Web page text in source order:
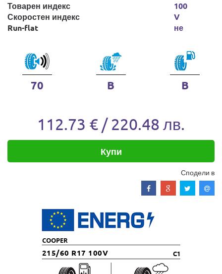
Товарен индекс
Скоростен индекс
Run-flat
100
V
не
70 B B
112.73 € / 220.48 лв.
Купи
Сподели в
COOPER
215/60 R17 100V C1